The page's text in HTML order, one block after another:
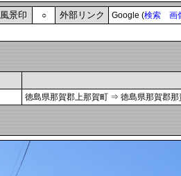
風景印 ○ 外部リンク Google (検索 画
徳島県那賀郡上那賀町 ⇒ 徳島県那賀郡那